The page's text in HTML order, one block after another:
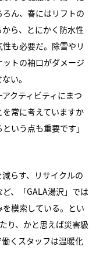
ん、春にはリフトの
ら、とにかく防水性
も必要だ。除雪やリ
トの袖口がダメージ
い。
クティビティにまつ
常に考えていますか
いう点も重要です」
らす、リサイクルの
、「GALA湯沢」では
模索している。とい
り、かと思えば災害級
くスタッフは温暖化